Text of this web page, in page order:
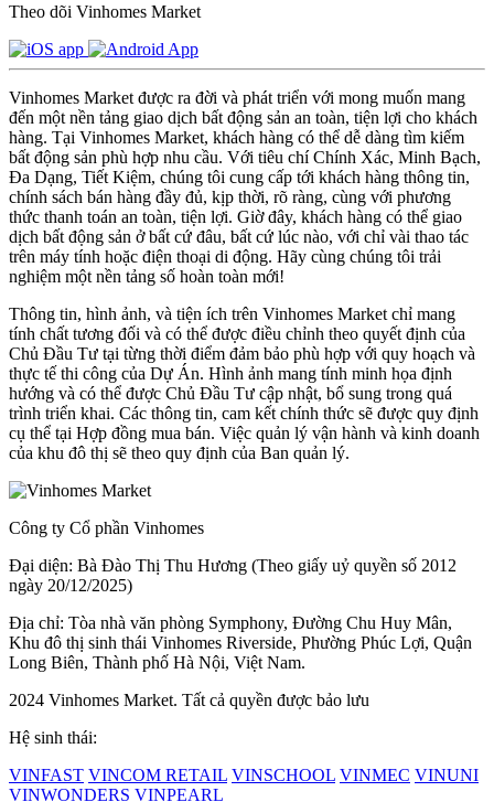
Theo dõi Vinhomes Market
Vinhomes Market được ra đời và phát triển với mong muốn mang
đến một nền tảng giao dịch bất động sản an toàn, tiện lợi cho khách
hàng. Tại Vinhomes Market, khách hàng có thể dễ dàng tìm kiếm
bất động sản phù hợp nhu cầu. Với tiêu chí Chính Xác, Minh Bạch,
Đa Dạng, Tiết Kiệm, chúng tôi cung cấp tới khách hàng thông tin,
chính sách bán hàng đầy đủ, kịp thời, rõ ràng, cùng với phương
thức thanh toán an toàn, tiện lợi. Giờ đây, khách hàng có thể giao
dịch bất động sản ở bất cứ đâu, bất cứ lúc nào, với chỉ vài thao tác
trên máy tính hoặc điện thoại di động. Hãy cùng chúng tôi trải
nghiệm một nền tảng số hoàn toàn mới!
Thông tin, hình ảnh, và tiện ích trên Vinhomes Market chỉ mang
tính chất tương đối và có thể được điều chỉnh theo quyết định của
Chủ Đầu Tư tại từng thời điểm đảm bảo phù hợp với quy hoạch và
thực tế thi công của Dự Án. Hình ảnh mang tính minh họa định
hướng và có thể được Chủ Đầu Tư cập nhật, bổ sung trong quá
trình triển khai. Các thông tin, cam kết chính thức sẽ được quy định
cụ thể tại Hợp đồng mua bán. Việc quản lý vận hành và kinh doanh
của khu đô thị sẽ theo quy định của Ban quản lý.
Công ty Cổ phần Vinhomes
Đại diện: Bà Đào Thị Thu Hương (Theo giấy uỷ quyền số 2012
ngày 20/12/2025)
Địa chỉ: Tòa nhà văn phòng Symphony, Đường Chu Huy Mân,
Khu đô thị sinh thái Vinhomes Riverside, Phường Phúc Lợi, Quận
Long Biên, Thành phố Hà Nội, Việt Nam.
2024 Vinhomes Market. Tất cả quyền được bảo lưu
Hệ sinh thái:
VINFAST VINCOM RETAIL VINSCHOOL VINMEC VINUNI
VINWONDERS VINPEARL